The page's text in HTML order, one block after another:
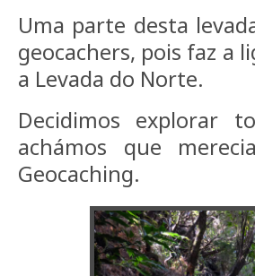
Uma parte desta
geocachers, pois faz a
a Levada do Norte.
Decidimos explorar
achámos que
Geocaching.